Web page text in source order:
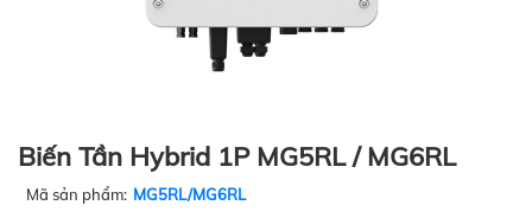
Biến Tần Hybrid 1P MG5RL / MG6RL
Mã sản phẩm: MG5RL/MG6RL